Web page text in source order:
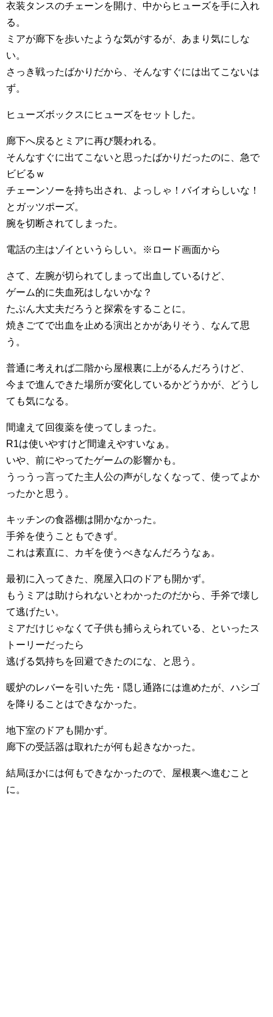
衣装タンスのチェーンを開け、中からヒューズを手に入れ
る。
ミアが廊下を歩いたような気がするが、あまり気にしな
い。
さっき戦ったばかりだから、そんなすぐには出てこないは
ず。
ヒューズボックスにヒューズをセットした。
廊下へ戻るとミアに再び襲われる。
そんなすぐに出てこないと思ったばかりだったのに、急で
ビビるｗ
チェーンソーを持ち出され、よっしゃ！バイオらしいな！
とガッツポーズ。
腕を切断されてしまった。
電話の主はゾイというらしい。※ロード画面から
さて、左腕が切られてしまって出血しているけど、
ゲーム的に失血死はしないかな？
たぶん大丈夫だろうと探索をすることに。
焼きごてで出血を止める演出とかがありそう、なんて思
う。
普通に考えれば二階から屋根裏に上がるんだろうけど、
今まで進んできた場所が変化しているかどうかが、どうし
ても気になる。
間違えて回復薬を使ってしまった。
R1は使いやすけど間違えやすいなぁ。
いや、前にやってたゲームの影響かも。
うっうっ言ってた主人公の声がしなくなって、使ってよか
ったかと思う。
キッチンの食器棚は開かなかった。
手斧を使うこともできず。
これは素直に、カギを使うべきなんだろうなぁ。
最初に入ってきた、廃屋入口のドアも開かず。
もうミアは助けられないとわかったのだから、手斧で壊し
て逃げたい。
ミアだけじゃなくて子供も捕らえられている、といったス
トーリーだったら
逃げる気持ちを回避できたのにな、と思う。
暖炉のレバーを引いた先・隠し通路には進めたが、ハシゴ
を降りることはできなかった。
地下室のドアも開かず。
廊下の受話器は取れたが何も起きなかった。
結局ほかには何もできなかったので、屋根裏へ進むこと
に。